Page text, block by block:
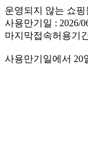
운영되지 않는 쇼핑
사용만기일 : 2026/
마지막접속허용기
사용만기일에서 20